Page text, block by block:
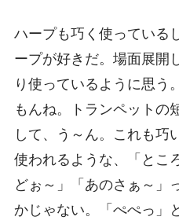
ハープも巧く使っている
ープが好きだ。場面展開
り使っているように思う
もんね。トランペットの
して、う～ん。これも巧
使われるような、「とこ
どぉ～」「あのさぁ～」
かじゃない。「ぺぺっ」